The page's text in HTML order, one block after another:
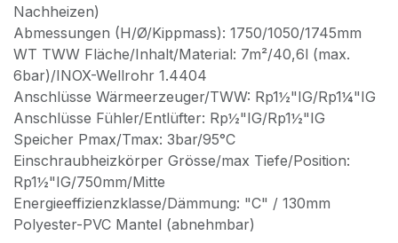
Nachheizen)
Abmessungen (H/Ø/Kippmass): 1750/1050/1745mm
WT TWW Fläche/Inhalt/Material: 7m²/40,6l (max.
6bar)/INOX-Wellrohr 1.4404
Anschlüsse Wärmeerzeuger/TWW: Rp1½"IG/Rp1¼"IG
Anschlüsse Fühler/Entlüfter: Rp½"IG/Rp1½"IG
Speicher Pmax/Tmax: 3bar/95°C
Einschraubheizkörper Grösse/max Tiefe/Position:
Rp1½"IG/750mm/Mitte
Energieeffizienzklasse/Dämmung: "C" / 130mm
Polyester-PVC Mantel (abnehmbar)